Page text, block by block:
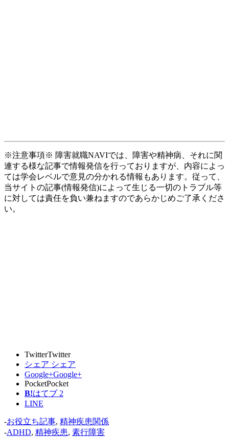
※注意事項※ 障害就職NAVIでは、障害や精神病、それに関
連する様な記事で情報発信を行っておりますが、内容によっ
ては学会レベルで意見の分かれる情報もあります。従って、
当サイトの記事(情報発信)によって生じる一切のトラブル等
に対しては責任を負い兼ねますのであらかじめご了承くださ
い。
TwitterTwitter
シェア シェア
Google+Google+
PocketPocket
B!はてブ 2
LINE
-お役立ち記事, 精神疾患関係
-ADHD, 精神疾患, 素行障害